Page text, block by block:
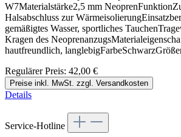
W7Materialstärke2,5 mm
Halsabschluss zur
gemäßigtes Wasser, sportliches
Kragen des
hautfreundlich,
Regulärer Preis: 42,00 €
Preise inkl. MwSt. zzgl. Versandkosten
Details
Service-Hotline